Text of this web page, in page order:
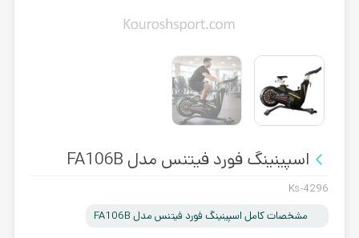
اسپینینگ فورد فیتنس مدل FA106B
Ks-4296
مشخصات کامل اسپینینگ فورد فیتنس مدل FA106B